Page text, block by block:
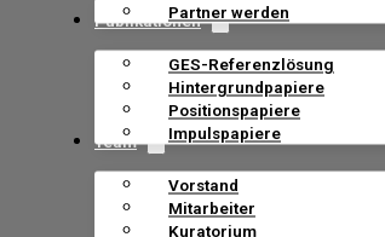
Partner werden
Publikationen
GES-Referenzlösung
Hintergrundpapiere
Positionspapiere
Impulspapiere
Team
Vorstand
Mitarbeiter
Kuratorium